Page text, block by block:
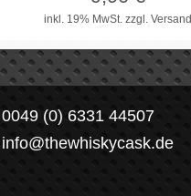
inkl. 19% MwSt. zzgl. Versand
0049 (0) 6331 44507
info@thewhiskycask.de